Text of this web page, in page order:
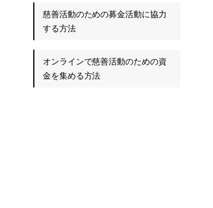
慈善活動のための募金活動に協力
する方法
オンラインで慈善活動のための資
金を集める方法